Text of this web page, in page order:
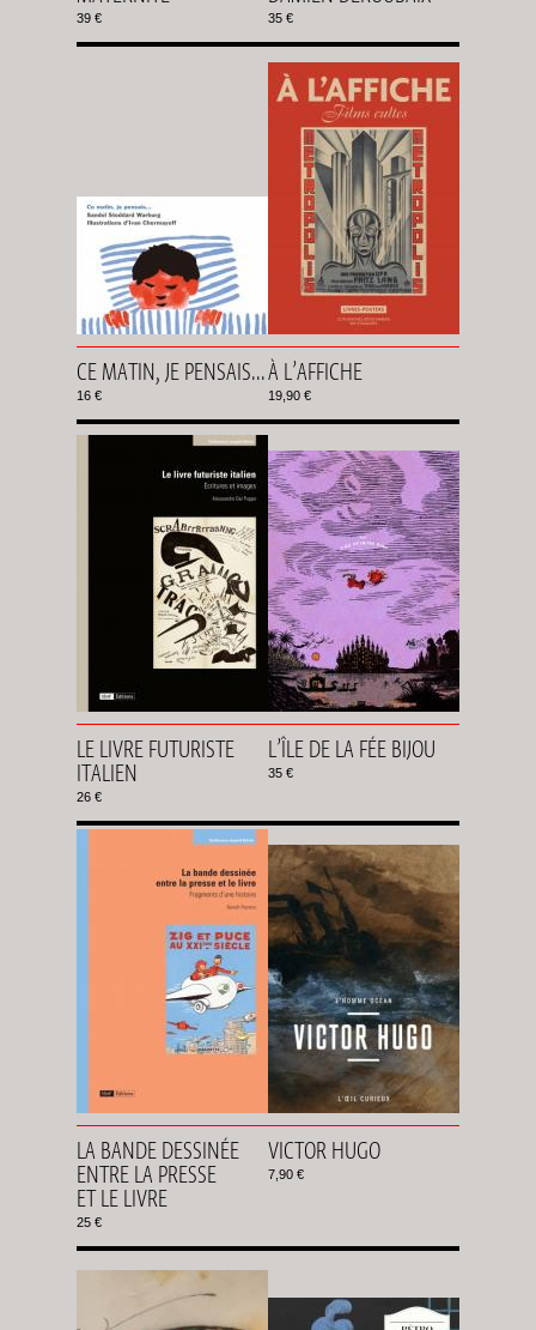
39 € 35 €
CE MATIN, JE PENSAIS...
16 €
À L’AFFICHE
19,90 €
LE LIVRE FUTURISTE
ITALIEN
26 €
L’ÎLE DE LA FÉE BIJOU
35 €
LA BANDE DESSINÉE
ENTRE LA PRESSE
ET LE LIVRE
25 €
VICTOR HUGO
7,90 €